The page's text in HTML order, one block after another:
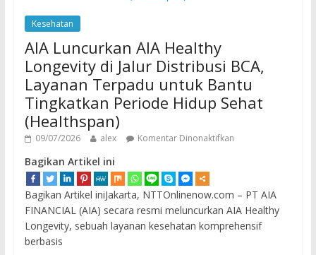
Kesehatan
AIA Luncurkan AIA Healthy
Longevity di Jalur Distribusi BCA,
Layanan Terpadu untuk Bantu
Tingkatkan Periode Hidup Sehat
(Healthspan)
09/07/2026 alex Komentar Dinonaktifkan
Bagikan Artikel ini
Bagikan Artikel iniJakarta, NTTOnlinenow.com – PT AIA
FINANCIAL (AIA) secara resmi meluncurkan AIA Healthy
Longevity, sebuah layanan kesehatan komprehensif
berbasis